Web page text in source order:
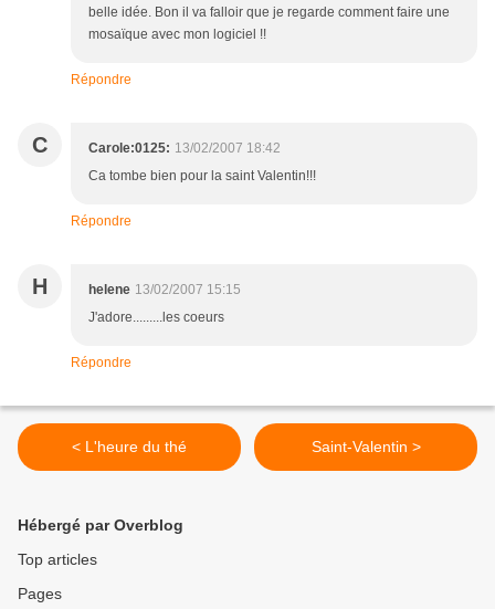
belle idée. Bon il va falloir que je regarde comment faire une
mosaïque avec mon logiciel !!
Répondre
C Carole:0125: 13/02/2007 18:42
Ca tombe bien pour la saint Valentin!!!
Répondre
H helene 13/02/2007 15:15
J'adore.........les coeurs
Répondre
< L'heure du thé Saint-Valentin >
Hébergé par Overblog
Top articles
Pages